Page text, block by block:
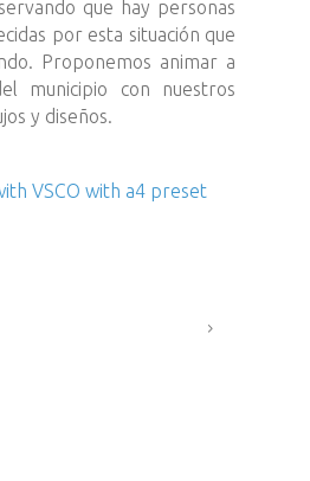
que hay personas
por esta situación que
Proponemos animar a
municipio con nuestros
y diseños.